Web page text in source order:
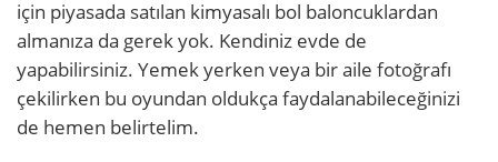
için piyasada satılan kimyasalı bol baloncuklardan
almanıza da gerek yok. Kendiniz evde de
yapabilirsiniz. Yemek yerken veya bir aile fotoğrafı
çekilirken bu oyundan oldukça faydalanabileceğinizi
de hemen belirtelim.